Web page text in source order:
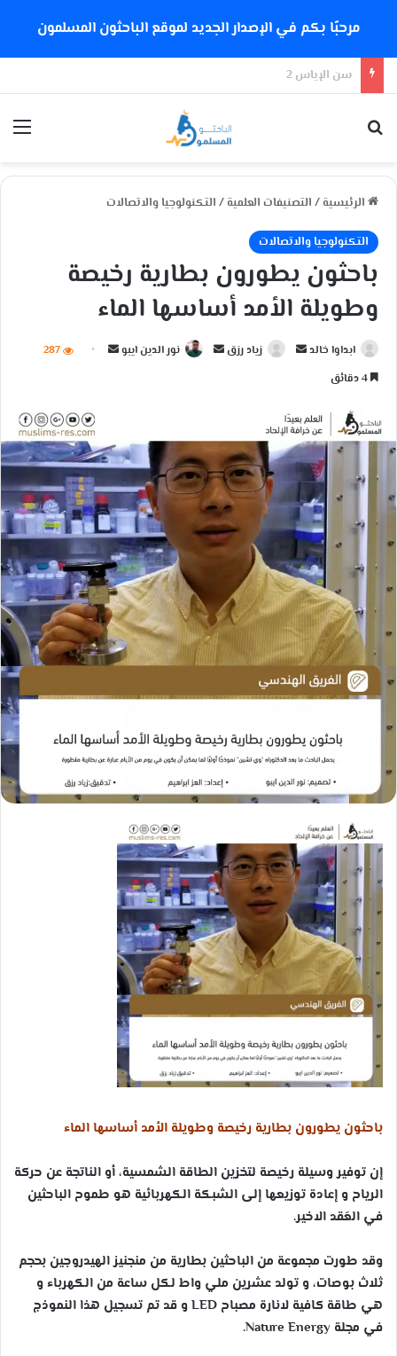
مرحبًا بكم في الإصدار الجديد لموقع الباحثون المسلمون
هل تدعم إيمان الإمام الشذوذ الجنسي؟
الرئيسية / التصنيفات العلمية / التكنولوجيا والاتصالات
التكنولوجيا والاتصالات
باحثون يطورون بطارية رخيصة
وطويلة الأمد أساسها الماء
ابداوا خالد
ل
ب
ر
د
ا
إ
ل
ك
ر
و
ن
ي
زياد رزق
ر
ي
د
ا
إ
ت
ر
و
ن
ي
نور الدين ايبو
ر
د
ا
إ
ل
ك
ت
ر
و
ن
ي
287
باحثون يطورون بطارية رخيصة وطويلة الأمد أساسها الماء
إن توفير وسيلة رخيصة لتخزين الطاقة الشمسية، أو الناتجة عن حركة
الرياح و إعادة توزيعها إلى الشبكة الكهربائية هو طموح الباحثين
في العَقد الاخير.
وقد طورت مجموعة من الباحثين بطارية من منجنيز الهيدروجين بحجم
ثلاث بوصات، و تولد عشرين ملي واط لكل ساعة من الكهرباء و
هي طاقة كافية لانارة مصباح LED و قد تم تسجيل هذا النموذج
في مجلة Nature Energy.